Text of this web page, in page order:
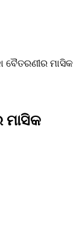
ମାସିକ
ମାସିକ